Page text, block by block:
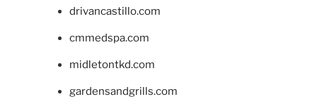
drivancastillo.com
cmmedspa.com
midletontkd.com
gardensandgrills.com